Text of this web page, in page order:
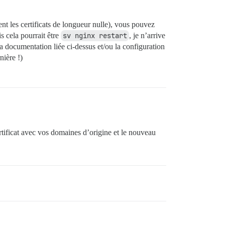
les certificats de longueur nulle), vous pouvez
cela pourrait être sv nginx restart , je n’arrive
documentation liée ci-dessus et/ou la configuration
!)
avec vos domaines d’origine et le nouveau